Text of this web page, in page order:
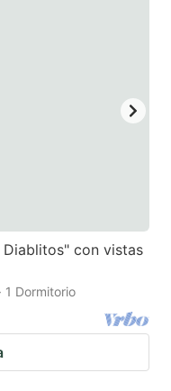
Diablitos" con vistas
1 Dormitorio